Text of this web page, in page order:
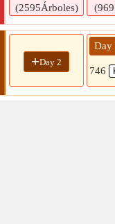
(2595Árboles)
+Day 2
Day
746